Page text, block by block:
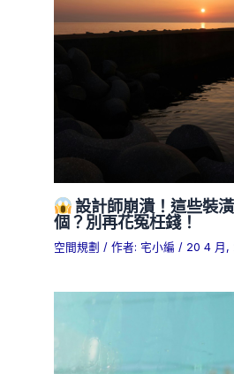
設計師崩潰！這些裝
個？別再花冤枉錢！
空間規劃 / 作者: 宅小編 / 20 4 月,